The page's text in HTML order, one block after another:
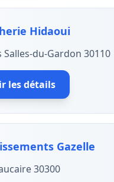
Hidaoui
Salles-du-Gardon 30110
les détails
Gazelle
30300